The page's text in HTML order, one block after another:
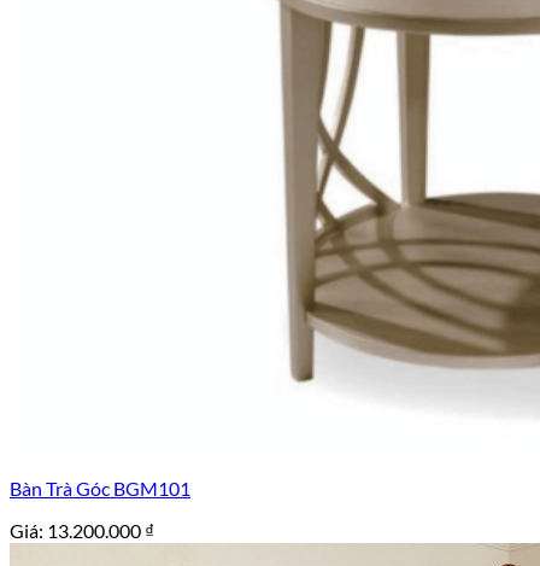
Bàn Trà Góc BGM101
Giá: 13.200.000 ₫